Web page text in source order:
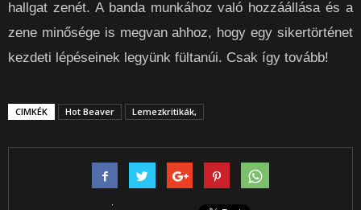
hallgat zenét. A banda munkához való hozzáállása és a
zene minősége is megvan ahhoz, hogy egy sikertörténet
kezdeti lépéseinek legyünk fültanúi. Csak így tovább!
CIMKÉK Hot Beaver Lemezkritikák,